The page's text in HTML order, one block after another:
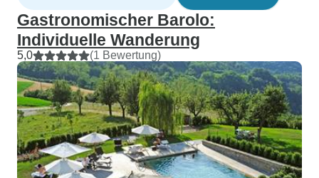
Gastronomischer Barolo:
Individuelle Wanderung
5,0 (1 Bewertung)